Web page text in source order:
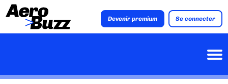
Devenir premium Se connecter